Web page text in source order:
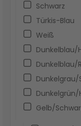
Schwarz
Türkis-Blau
Weiß
Dunkelblau/
Dunkelblau/
Dunkelgrau/
Dunkelgrün/
Gelb/